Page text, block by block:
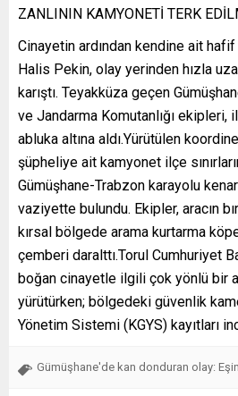
ZANLININ KAMYONETİ TERK
Cinayetin ardından kendine ait
Halis Pekin, olay yerinden hızla
karıştı. Teyakküza geçen
ve Jandarma Komutanlığı ekipleri,
abluka altına aldı.Yürütülen
şüpheliye ait kamyonet ilçe
Gümüşhane-Trabzon karayolu
vaziyette bulundu. Ekipler, aracın
kırsal bölgede arama kurtarma
çemberi daralttı.Torul Cumhuriyet
boğan cinayetle ilgili çok yönlü bir
yürütürken; bölgedeki güvenlik
Yönetim Sistemi (KGYS) kayıtları
Gümüşhane'de kan donduran olay: